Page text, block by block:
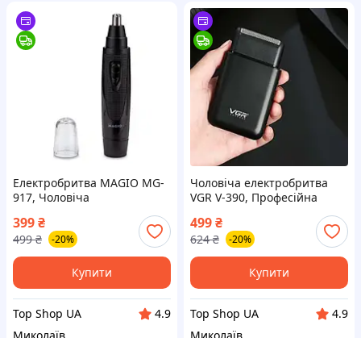
Електробритва MAGIO MG-
917, Чоловіча
електробритва для гоління,
Професійна бритва WF-371
для волосся top shop ua_
399₴
499 ₴ -20%
Купити
Top Shop UA
4.9
Чоловіча електробритва
VGR V-390, Професійна
бритва для волосся, VJ-284
Бездротова електробритва
top shop ua_
499₴
624 ₴ -20%
Купити
Top Shop UA
4.9